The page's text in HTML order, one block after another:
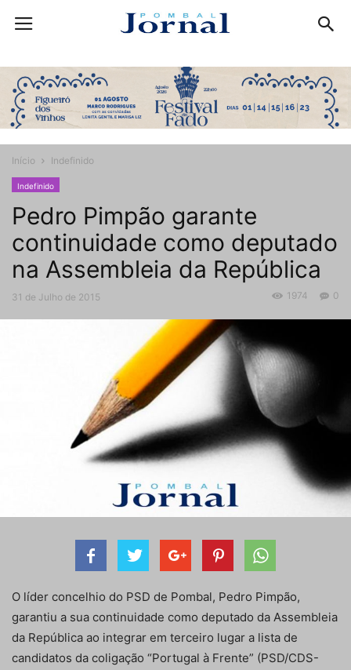
Início Indefinido
Indefinido
Pedro Pimpão garante
continuidade como deputado
na Assembleia da República
31 de Julho de 2015 0
1974
O líder concelhio do PSD de Pombal, Pedro Pimpão,
garantiu a sua continuidade como deputado da Assembleia
da República ao integrar em terceiro lugar a lista de
candidatos da coligação “Portugal à Frente” (PSD/CDS-